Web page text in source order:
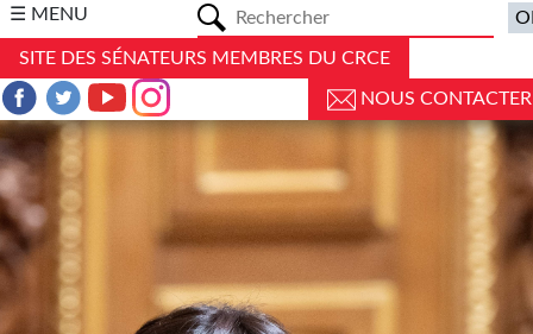
☰ MENU
SITE DES SÉNATEURS MEMBRES DU CRCE
NOUS CONTACTER